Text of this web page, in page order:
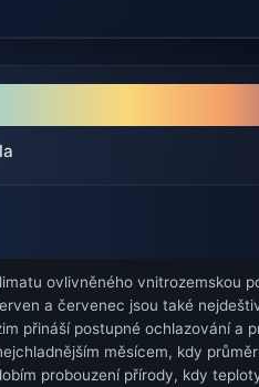
ovlivněného vnitrozemskou
a červenec jsou také
přináší postupné ochlazování a
měsícem, kdy
probouzení přírody, kdy